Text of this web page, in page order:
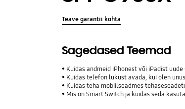
Teave garantii kohta
Sagedased Teemad
Kuidas andmeid iPhonest või iPadist
Kuidas telefon lukust avada, kui olen
Kuidas teha mobiilseadmes
Mis on Smart Switch ja kuidas seda